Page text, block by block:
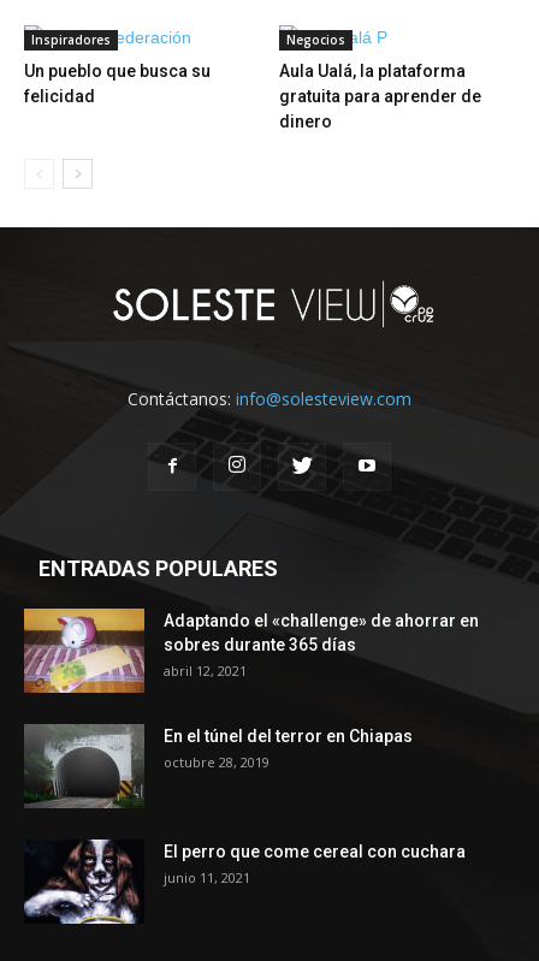
Inspiradores
Un pueblo que busca su
felicidad
Negocios
Aula Ualá, la plataforma
gratuita para aprender de
dinero
Contáctanos: info@solesteview.com
ENTRADAS POPULARES
Adaptando el «challenge» de ahorrar en
sobres durante 365 días
abril 12, 2021
En el túnel del terror en Chiapas
octubre 28, 2019
El perro que come cereal con cuchara
junio 11, 2021